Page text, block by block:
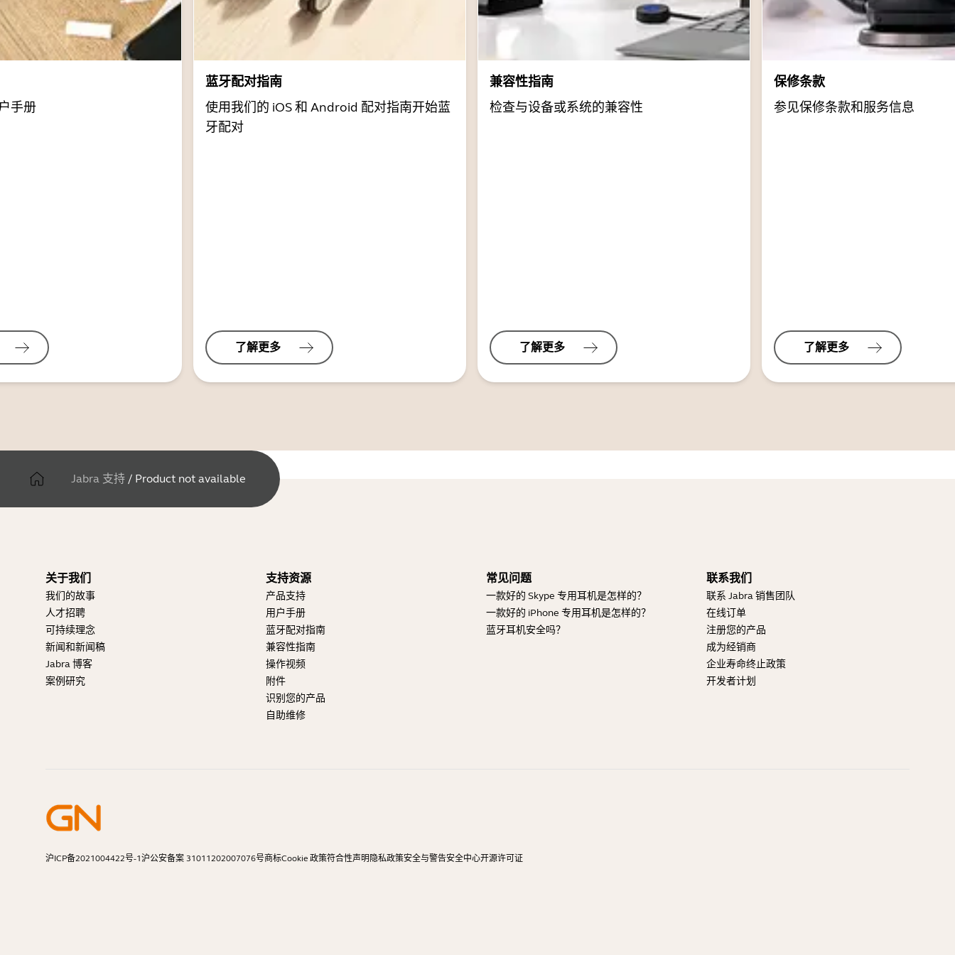
手册
蓝牙配对指南
使用我们的 iOS 和 Android 配对指南开始蓝
牙配对
了解更多
兼容性指南
检查与设备或系统的兼容性
了解更多
保修条款
参见保修条款和服务信息
了解更多
Jabra 支持 / Product not available
关于我们
我们的故事
人才招聘
可持续理念
新闻和新闻稿
Jabra 博客
案例研究
支持资源
产品支持
用户手册
蓝牙配对指南
兼容性指南
操作视频
附件
识别您的产品
自助维修
常见问题
一款好的 Skype 专用耳机是怎样的？
一款好的 iPhone 专用耳机是怎样的？
蓝牙耳机安全吗？
联系我们
联系 Jabra 销售团队
在线订单
注册您的产品
成为经销商
企业寿命终止政策
开发者计划
沪ICP备2021004422号-1沪公安备案 31011202007076号商标Cookie 政策符合性声明 隐私政策安全与警告安全中心开源许可证